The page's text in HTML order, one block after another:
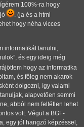
100%-ra hogy
jó
. (ja és a html
hogy néha vicces
informatikát tanulni,
, és egy ideig még
hogy az informatika
és főleg nem akarok
dolgozni, így valami
alapvetően semmi
abból nem feltétlen lehet
volt. Végül a BGF-
egy jól hangzó képzéssel,